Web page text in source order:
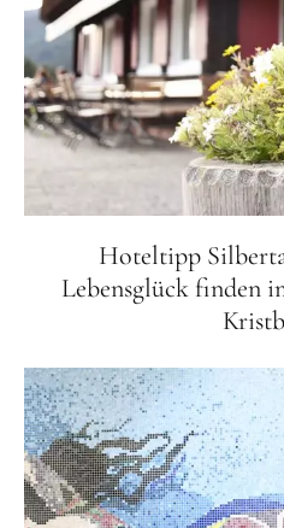
Hoteltipp
Lebensglück finden